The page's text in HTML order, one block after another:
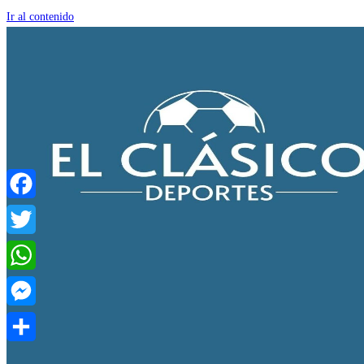
Ir al contenido
Facebook
Twitter
WhatsApp
Messenger